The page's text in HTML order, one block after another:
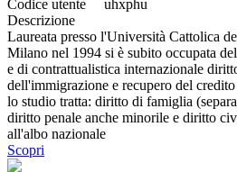
Codice utente
uhxphu
Descrizione
Laureata presso l'Università Cattolica
Milano nel 1994 si è subito occupata
e di contrattualistica internazionale
dell'immigrazione e recupero del
lo studio tratta: diritto di famiglia
diritto penale anche minorile e diritto
all'albo nazionale
Scopri